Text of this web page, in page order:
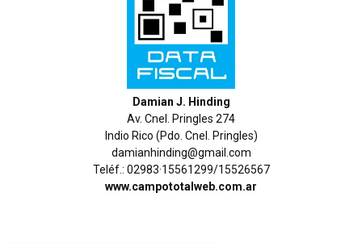
Damian J. Hinding
Av. Cnel. Pringles 274
Indio Rico (Pdo. Cnel. Pringles)
damianhinding@gmail.com
Teléf.: 02983·15561299/15526567
www.campototalweb.com.ar